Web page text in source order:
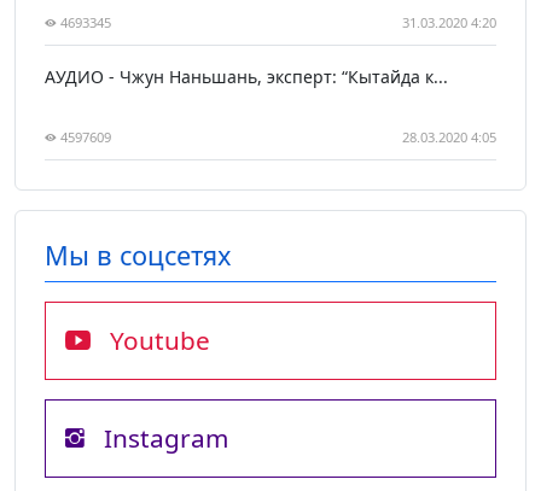
4693345 31.03.2020 4:20
АУДИО - Чжун Наньшань, эксперт: “Кытайда к...
4597609 28.03.2020 4:05
Мы в соцсетях
Youtube
Instagram